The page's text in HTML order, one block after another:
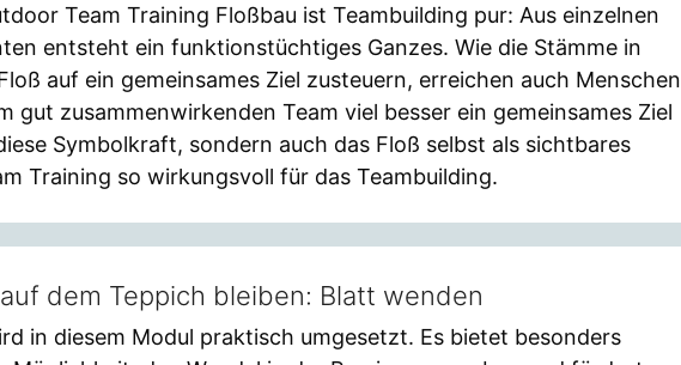
Team Training Floßbau ist Teambuilding pur: Aus einzelnen
entsteht ein funktionstüchtiges Ganzes. Wie die Stämme in
auf ein gemeinsames Ziel zusteuern, erreichen auch Menschen
gut zusammenwirkenden Team viel besser ein gemeinsames Ziel
Symbolkraft, sondern auch das Floß selbst als sichtbares
Training so wirkungsvoll für das Teambuilding.
dem Teppich bleiben: Blatt wenden
in diesem Modul praktisch umgesetzt. Es bietet besonders